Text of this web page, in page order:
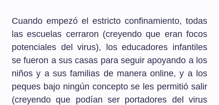
Cuando empezó el estricto confinamiento, todas
las escuelas cerraron (creyendo que eran focos
potenciales del virus), los educadores infantiles
se fueron a sus casas para seguir apoyando a los
niños y a sus familias de manera online, y a los
peques bajo ningún concepto se les permitió salir
(creyendo que podían ser portadores del virus